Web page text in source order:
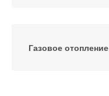
Газовое отопление